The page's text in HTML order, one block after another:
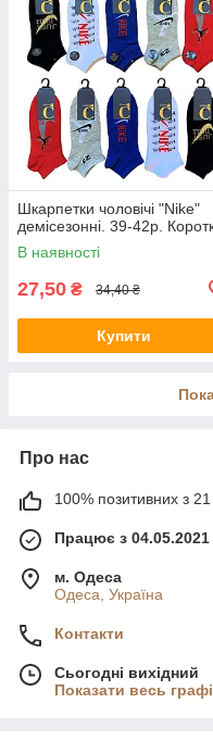
Шкарпетки чоловічі "Nike"
демісезонні. 39-42р.
В наявності
27,50 ₴ 34,40 ₴
Купити
Про нас
100% позитивних з 21
Працює з 04.05.2021
м. Одеса
Одеса, Україна
Контакти
Сьогодні вихідний
Показати весь